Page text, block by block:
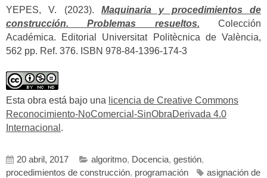
YEPES, V. (2023). Maquinaria y procedimientos de
construcción. Problemas resueltos. Colección
Académica. Editorial Universitat Politècnica de València,
562 pp. Ref. 376. ISBN 978-84-1396-174-3
Esta obra está bajo una licencia de Creative Commons
Reconocimiento-NoComercial-SinObraDerivada 4.0
Internacional .
20 abril, 2017 algoritmo, Docencia, gestión,
procedimientos de construcción, programación
asignación de